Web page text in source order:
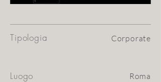
Tipologia Corporate
Luogo Roma